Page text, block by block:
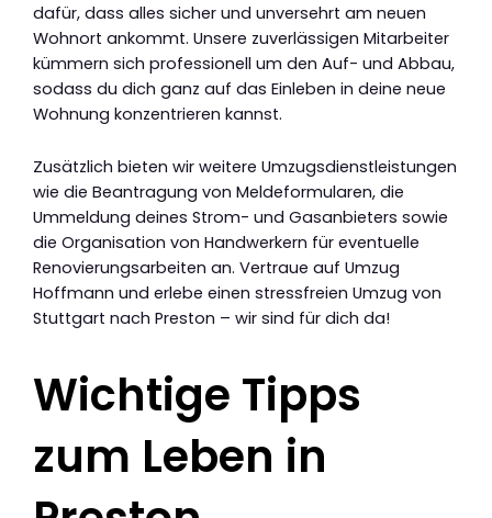
dafür, dass alles sicher und unversehrt am neuen
Wohnort ankommt. Unsere zuverlässigen Mitarbeiter
kümmern sich professionell um den Auf- und Abbau,
sodass du dich ganz auf das Einleben in deine neue
Wohnung konzentrieren kannst.
Zusätzlich bieten wir weitere Umzugsdienstleistungen
wie die Beantragung von Meldeformularen, die
Ummeldung deines Strom- und Gasanbieters sowie
die Organisation von Handwerkern für eventuelle
Renovierungsarbeiten an. Vertraue auf Umzug
Hoffmann und erlebe einen stressfreien Umzug von
Stuttgart nach Preston – wir sind für dich da!
Wichtige Tipps
zum Leben in